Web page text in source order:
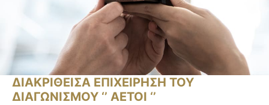
ΔΙΑΚΡΙΘΕΙΣΑ ΕΠΙΧΕΙΡΗΣΗ ΤΟΥ
ΔΙΑΓΩΝΙΣΜΟΥ ‘’ ΑΕΤΟΙ ‘’